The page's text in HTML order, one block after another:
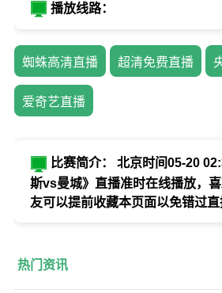
播放线路：
蜘蛛高清直播 超清免费直播
爱奇艺直播
比赛简介： 北京时间05-20
斯vs曼城》直播准时在线播放，
友可以提前收藏本页面以免错过直
热门资讯